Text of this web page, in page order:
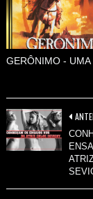
GERÔNIMO -